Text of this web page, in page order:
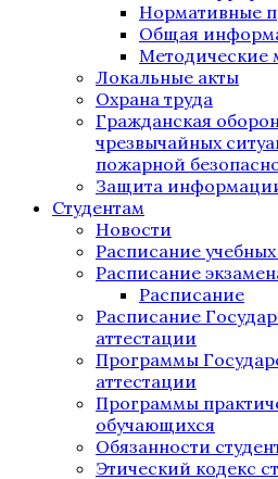
Нормативные
Общая
Методические
Локальные акты
Охрана труда
Гражданская
чрезвычайных
пожарной
Защита
Студентам
Новости
Расписание
Расписание
Расписание
Расписание
аттестации
Программы
аттестации
Программы
обучающихся
Обязанности
Этический кодекс